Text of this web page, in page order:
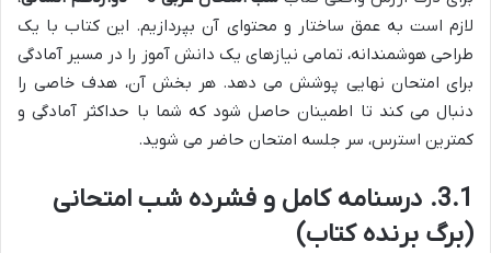
لازم است به عمق ساختار و محتوای آن بپردازیم. این کتاب با یک
طراحی هوشمندانه، تمامی نیازهای یک دانش آموز را در مسیر آمادگی
برای امتحان نهایی پوشش می دهد. هر بخش آن، هدف خاصی را
دنبال می کند تا اطمینان حاصل شود که شما با حداکثر آمادگی و
کمترین استرس، سر جلسه امتحان حاضر می شوید.
3.1. درسنامه کامل و فشرده شب امتحانی
(برگ برنده کتاب)